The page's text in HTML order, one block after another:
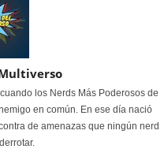
los Nerds Más Poderosos de
en común. En ese día nació
de amenazas que ningún nerd